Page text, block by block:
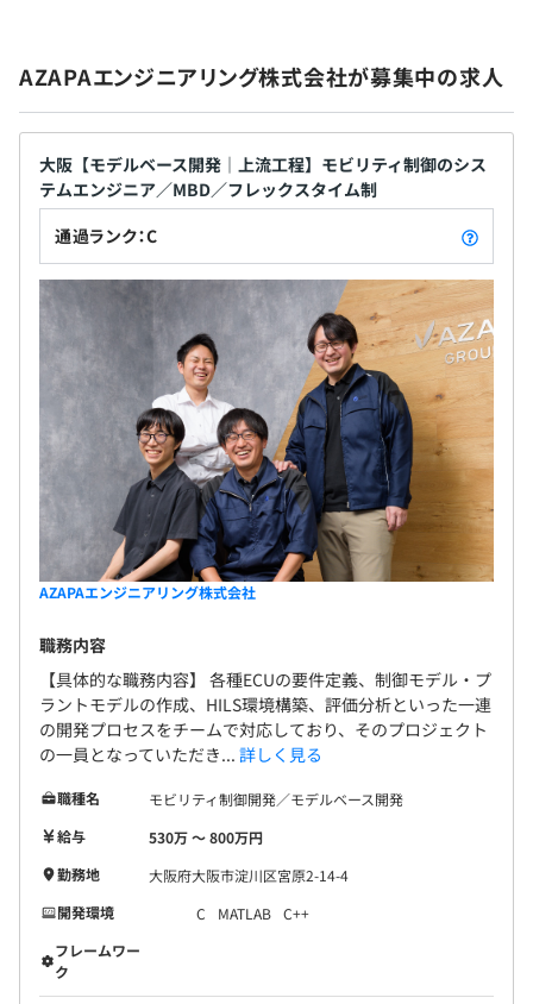
る、電動コントロールアロマディフーザー。
◾️360°全方位サイドミラー
AZAPAグループが提案する先進技術で未来におけるセーフ
ティドライブの実現に向けて製作。
車両情報を抽出しクラウドサーバとリアルタイムで連携す
るテレマティクス機器と共に実際の量産車に搭載し展示会
に出展。
・技術セミナー（社内/社外）
・階層別研修
・資格取得支援制度
・HRSP自己研鑽プログラム
・キャリアカウンセリング
社員に明確な達成目標・成長指標を示し、個々の達成度合
いを可視化して評価する人事考課制度です。
技術力と業務にあたる姿勢を正当に評価し、全員が意欲的
にキャリアアップを目指せる環境を整えています。
エンジニアリング事業部 163名
各エリア毎に10～30名でグループが構成されており、グ
ループ内で更に数名単位のセクションに分かれて、それぞ
・住宅手当（3万円/月）
・教育特別手当
賞与：業績連動賞与（7月）
年1回（7月）
社会保険完備（健康保険・厚生年金保険、雇用保険・労災
保険）
3カ月（期間中、条件の変更はありません）
・規定ルートの自動走行や追従走行機能搭載 ・交通
弱者の移動手段、観光地等での地方創生 《働く環
境》 〜他社にはない独自の充実した制度〜 社員が働
きやすい環境・仕組みをモットーに社員同士のコミ
ュニケーションを活性化。肩書きを取り払った連帯
感を育む為の、社長自ら参加する月1回の職場懇親会
を実施しています。 また社員だけでなく、その家族
の幸せも願った制度も充実しています。社員からの希
望も随時吸い上げているのも他社との優位性です。
〈クラブ活動支援／アニバーサリー休暇／社会保険
完備／退職金制度／慶弔見舞金制度／産前産後休
暇、育児休業および育児短時間勤務／介護休業およ
び介護短時間勤務／入社祝い金あり／GFC宿泊施設割
引制度／教育特別手当／飲み会支援／インフルエン
ザワクチン費用支給など〉
AZAPAエンジニアリング株式会社が募集中の求人
大阪【モデルベース開発｜上流工程】モビリティ制御のシス
テムエンジニア／MBD／フレックスタイム制
通過ランク：C
AZAPAエンジニアリング株式会社
職務内容
【具体的な職務内容】 各種ECUの要件定義、制御モデル・プ
ラントモデルの作成、HILS環境構築、評価分析といった一連
の開発プロセスをチームで対応しており、そのプロジェクト
の一員となっていただき... 詳しく見る
職種名
モビリティ制御開発／モデルベース開発
給与
530万 〜 800万円
勤務地
大阪府大阪市淀川区宮原2-14-4
開発環境
C MATLAB C++
フレームワー
ク